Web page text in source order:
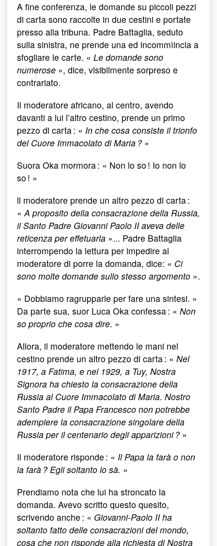
A fine conferenza, le domande su piccoli pezzi
di carta sono raccolte in due cestini e portate
presso alla tribuna. Padre Battaglia, seduto
sulla sinistra, ne prende una ed incommìincia a
sfogliare le carte. « Le domande sono
numerose », dice, visibilmente sorpreso e
contrariato.
Il moderatore africano, al centro, avendo
davanti a lui l’altro cestino, prende un primo
pezzo di carta : « In che cosa consiste il trionfo
del Cuore Immacolato di Maria ? »
Suora Oka mormora : « Non lo so ! Io non lo
so ! »
ll moderatore prende un altro pezzo di carta :
«A proposito della consacrazione della Russia,
il Santo Padre Giovanni Paolo II aveva delle
reticenza per effetuarla »... Padre Battaglia
interrompendo la lettura per impedire al
moderatore di porre la domanda, dice: « Ci
sono molte domande sullo stesso argomento ».
« Dobbiamo ragrupparle per fare una sintesi. »
Da parte sua, suor Luca Oka confessa : « Non
so proprio che cosa dire. »
Allora, il moderatore mettendo le mani nel
cestino prende un altro pezzo di carta : « Nel
1917, a Fatima, e nel 1929, a Tuy, Nostra
Signora ha chiesto la consacrazione della
Russia al Cuore Immacolato di Maria. Nostro
Santo Padre il Papa Francesco non potrebbe
adempiere la consacrazione singolare della
Russia per il centenario degli apparizioni ? »
Il moderatore risponde : « Il Papa la farà o non
la farà ? Egli soltanto lo sà. »
Prendiamo nota che lui ha stroncato la
domanda. Avevo scritto questo quesito,
scrivendo anche : « Giovanni-Paolo II ha
soltanto fatto delle consacrazioni del mondo,
cosa che non risponde alla richiesta di Nostra